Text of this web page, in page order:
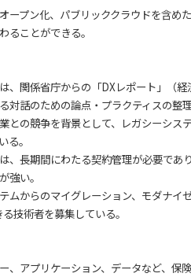
ープン化、パブリッククラウドを含め
ることができる。
、関係省庁からの「DXレポート」（
対話のための論点・プラクティスの整
との競争を背景として、レガシーシス
る。
、長期間にわたる契約管理が必要であ
強い。
ムからのマイグレーション、モダナイ
技術者を募集している。
、アプリケーション、データなど、保